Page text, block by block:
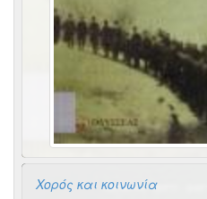
Χορός και κοινωνία